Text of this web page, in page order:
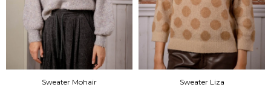
Sweater Mohair Sweater Liza